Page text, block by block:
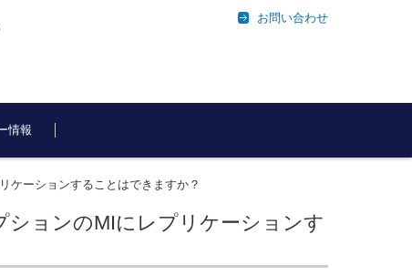
お問い合わせ
情報
ケーションすることはできますか？
ションのMIにレプリケーションす